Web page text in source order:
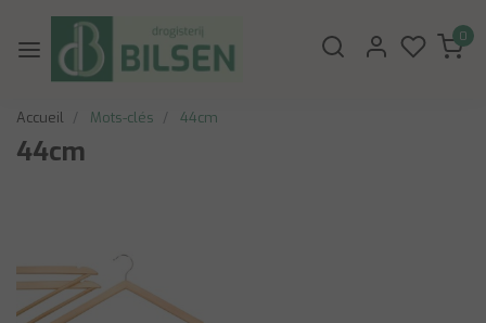
0
Accueil Mots-clés 44cm
44cm